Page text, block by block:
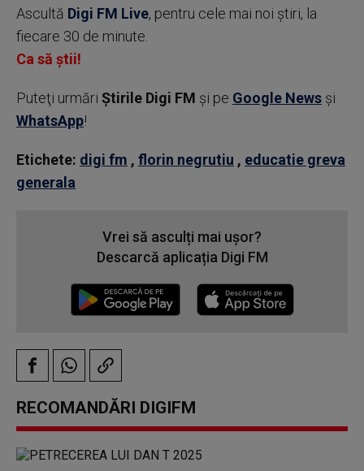
Ascultă Digi FM Live, pentru cele mai noi știri, la
fiecare 30 de minute.
Ca să știi!
Puteţi urmări Știrile Digi FM şi pe Google News şi
WhatsApp!
Etichete: digi fm , florin negrutiu , educatie greva
generala
Vrei să asculți mai ușor?
Descarcă aplicația Digi FM
RECOMANDĂRI DIGIFM